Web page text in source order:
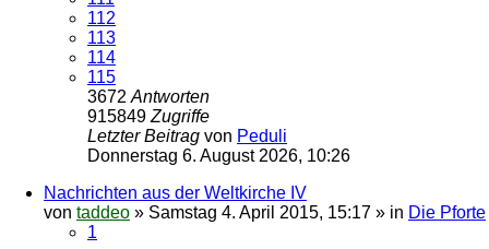
112
113
114
115
3672 Antworten
915849 Zugriffe
Letzter Beitrag von Peduli
Donnerstag 6. August 2026, 10:26
Nachrichten aus der Weltkirche IV
von taddeo » Samstag 4. April 2015, 15:17 » in Die Pforte
1